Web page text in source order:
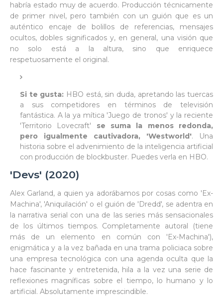
habría estado muy de acuerdo. Producción técnicamente
de primer nivel, pero también con un guión que es un
auténtico encaje de bolillos de referencias, mensajes
ocultos, dobles significados y, en general, una visión que
no solo está a la altura, sino que enriquece
respetuosamente el original.
Si te gusta: HBO está, sin duda, apretando las tuercas
a sus competidores en términos de televisión
fantástica. A la ya mítica 'Juego de tronos' y la reciente
'Territorio Lovecraft' se suma la menos redonda,
pero igualmente cautivadora, 'Westworld'. Una
historia sobre el advenimiento de la inteligencia artificial
con producción de blockbuster. Puedes verla en HBO.
'Devs' (2020)
Alex Garland, a quien ya adorábamos por cosas como 'Ex-
Machina', 'Aniquilación' o el guión de 'Dredd', se adentra en
la narrativa serial con una de las series más sensacionales
de los últimos tiempos. Completamente autoral (tiene
más de un elemento en común con 'Ex-Machina'),
enigmática y a la vez bañada en una trama policiaca sobre
una empresa tecnológica con una agenda oculta que la
hace fascinante y entretenida, hila a la vez una serie de
reflexiones magníficas sobre el tiempo, lo humano y lo
artificial. Absolutamente imprescindible.